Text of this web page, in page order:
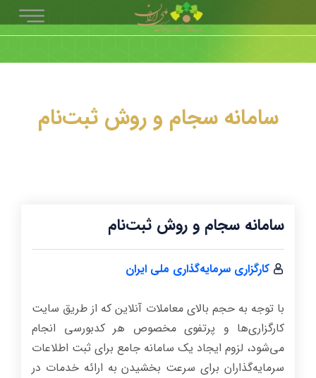
سامانه سجام و روش ثبت‌نام
سامانه سجام و روش ثبت‌نام
کارگزاری سرمایه‌گذاری ملی ایران
با توجه به حجم بالای معاملات آنلاین که از طریق سایت
کارگزاری‌ها و پرتفوی مخصوص هر کدبورسی انجام
می‌شود، لزوم ایجاد یک سامانه جامع برای ثبت اطلاعات
سرمایه‌گذاران برای سرعت بخشیدن به ارائه خدمات در